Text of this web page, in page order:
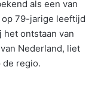
als een van
79-jarige leeftijd
ontstaan van
Nederland, liet
de regio.